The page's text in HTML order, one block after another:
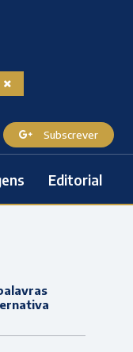
Subscrever
Editorial